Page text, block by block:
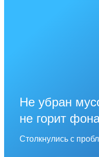
Не убран
не горит
Столкнулись с